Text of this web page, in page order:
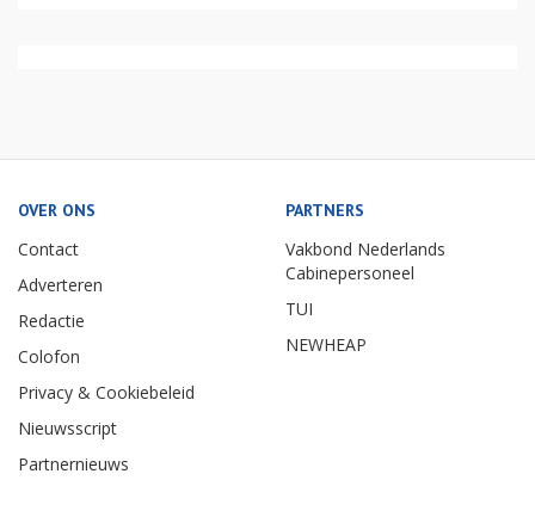
OVER ONS
Contact
Adverteren
Redactie
Colofon
Privacy & Cookiebeleid
Nieuwsscript
Partnernieuws
PARTNERS
Vakbond Nederlands
Cabinepersoneel
TUI
NEWHEAP